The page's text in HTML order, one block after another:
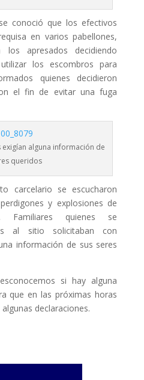
conoció que los efectivos
en varios pabellones,
apresados decidiendo
los escombros para
quienes decidieron
el fin de evitar una fuga
alguna información de
queridos
carcelario se escucharon
y explosiones de
Familiares quienes se
al sitio solicitaban con
información de sus seres
si hay alguna
que en las próximas horas
declaraciones.